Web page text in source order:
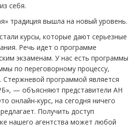
себя.
традиция вышла на новый уровень.
курсы, которые дают серьезные
Речь идет о программе
экзаменам. У нас есть программы
по переговорному процессу,
программой является
— объясняют представители АН
онлайн-курс, на сегодня ничего
Получить доступ
нашего агентства может любой